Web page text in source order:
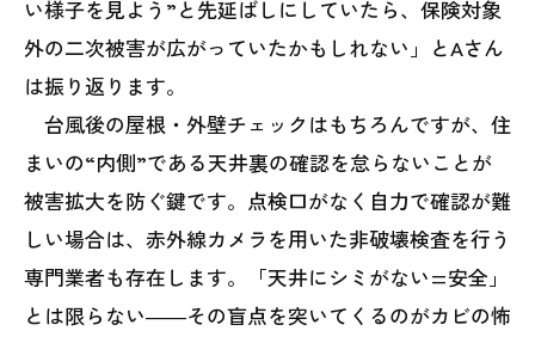
い様子を見よう”と先延ばしにしていたら、保険対象
外の二次被害が広がっていたかもしれない」とAさん
は振り返ります。
台風後の屋根・外壁チェックはもちろんですが、住
まいの“内側”である天井裏の確認を怠らないことが
被害拡大を防ぐ鍵です。点検口がなく自力で確認が難
しい場合は、赤外線カメラを用いた非破壊検査を行う
専門業者も存在します。「天井にシミがない=安全」
とは限らない――その盲点を突いてくるのがカビの怖